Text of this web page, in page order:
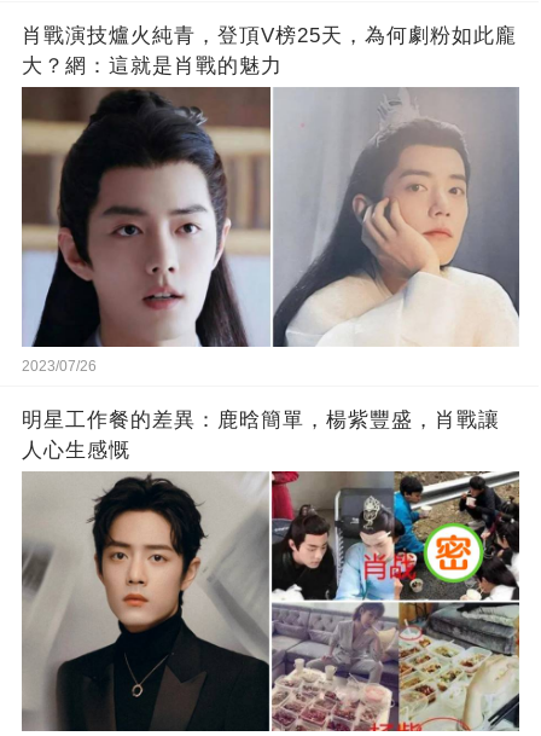
肖戰演技爐火純青，登頂V榜25天，為何劇粉如此龐
大？網：這就是肖戰的魅力
2023/07/26
明星工作餐的差異：鹿晗簡單，楊紫豐盛，肖戰讓
人心生感慨